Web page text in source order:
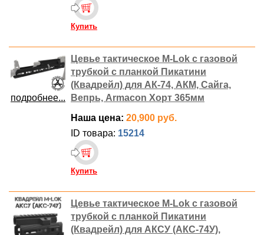
Купить
подробнее...
Цевье тактическое M-Lok с газовой
трубкой с планкой Пикатини
(Квадрейл) для АК-74, АКМ, Сайга,
Вепрь, Armacon Хорт 365мм
Наша цена: 20,900 руб.
ID товара: 15214
Купить
Цевье тактическое M-Lok с газовой
трубкой с планкой Пикатини
(Квадрейл) для АКСУ (АКС-74У),